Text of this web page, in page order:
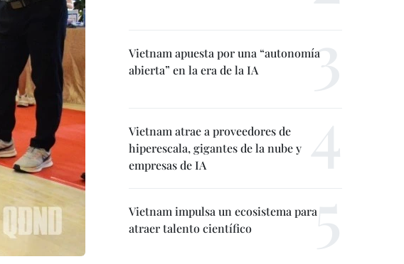
Vietnam apuesta por una “autonomía
abierta” en la era de la IA
Vietnam atrae a proveedores de
hiperescala, gigantes de la nube y
empresas de IA
Vietnam impulsa un ecosistema para
atraer talento científico